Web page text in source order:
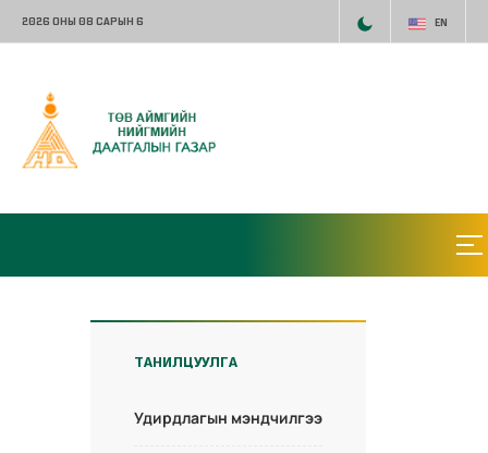
2026 ОНЫ 08 САРЫН 6 EN
ТАНИЛЦУУЛГА
Удирдлагын мэндчилгээ